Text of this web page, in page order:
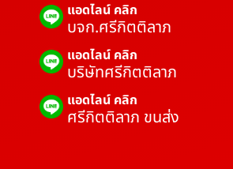
แอดไลน์ คลิก
บจก.ศรีกิตติลาภ
แอดไลน์ คลิก
บริษัทศรีกิตติลาภ
แอดไลน์ คลิก
ศรีกิตติลาภ ขนส่ง